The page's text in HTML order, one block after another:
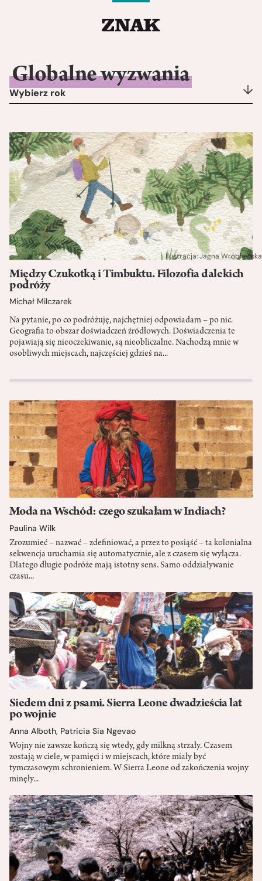
Globalne wyzwania
Wybierz rok
Między Czukotką i Timbuktu. Filozofia dalekich
podróży
Michał Milczarek
Na pytanie, po co podróżuję, najchętniej odpowiadam – po nic.
Geografia to obszar doświadczeń źródłowych. Doświadczenia te
pojawiają się nieoczekiwanie, są nieobliczalne. Nachodzą mnie w
osobliwych miejscach, najczęściej gdzieś na...
Ilustracja: Jagna Wróblewska
Moda na Wschód: czego szukałam w Indiach?
Paulina Wilk
Zrozumieć – nazwać – zdefiniować, a przez to posiąść – ta kolonialna
sekwencja uruchamia się automatycznie, ale z czasem się wyłącza.
Dlatego długie podróże mają istotny sens. Samo oddziaływanie
czasu...
Siedem dni z psami. Sierra Leone dwadzieścia lat
po wojnie
Anna Alboth, Patricia Sia Ngevao
Wojny nie zawsze kończą się wtedy, gdy milkną strzały. Czasem
zostają w ciele, w pamięci i w miejscach, które miały być
tymczasowym schronieniem. W Sierra Leone od zakończenia wojny
minęły...